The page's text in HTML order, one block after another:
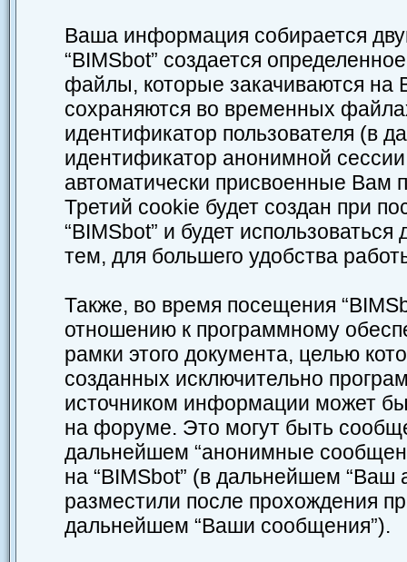
Ваша информация собирается
“BIMSbot” создается
файлы, которые закачиваются на
сохраняются во временных
идентификатор пользователя (в
идентификатор анонимной
автоматически присвоенные
Третий cookie будет создан при
“BIMSbot” и будет
тем, для большего удобства
Также, во время посещения
отношению к программному
рамки этого документа, целью
созданных исключительно
источником информации может
на форуме. Это могут быть
дальнейшем “анонимные
на “BIMSbot” (в дальнейшем
разместили после прохождения
дальнейшем “Ваши сообщения”).